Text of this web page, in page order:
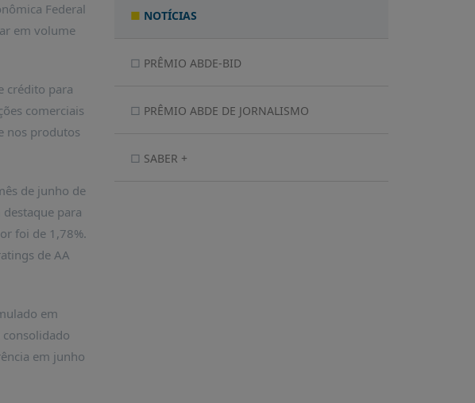
Federal
em volume
crédito para
comerciais
nos produtos
de junho de
para
foi de 1,78%.
de AA
em
em junho
NOTÍCIAS
PRÊMIO ABDE-BID
PRÊMIO ABDE DE JORNALISMO
SABER +